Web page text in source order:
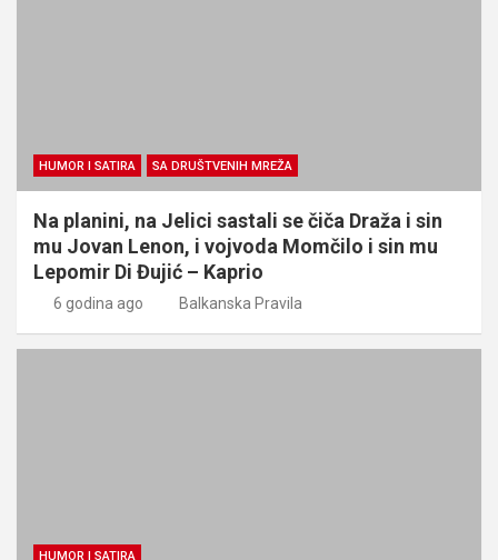
HUMOR I SATIRA SA DRUŠTVENIH MREŽA
Na planini, na Jelici sastali se čiča Draža i sin
mu Jovan Lenon, i vojvoda Momčilo i sin mu
Lepomir Di Đujić – Kaprio
6 godina ago Balkanska Pravila
HUMOR I SATIRA